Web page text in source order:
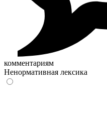
комментариям
Ненормативная лексика